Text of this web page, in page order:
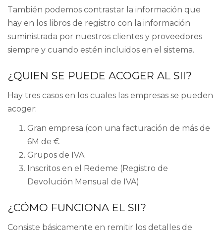
También podemos contrastar la información que
hay en los libros de registro con la información
suministrada por nuestros clientes y proveedores
siempre y cuando estén incluidos en el sistema.
¿QUIEN SE PUEDE ACOGER AL SII?
Hay tres casos en los cuales las empresas se pueden
acoger:
Gran empresa (con una facturación de más de
6M de €
Grupos de IVA
Inscritos en el Redeme (Registro de
Devolución Mensual de IVA)
¿CÓMO FUNCIONA EL SII?
Consiste básicamente en remitir los detalles de